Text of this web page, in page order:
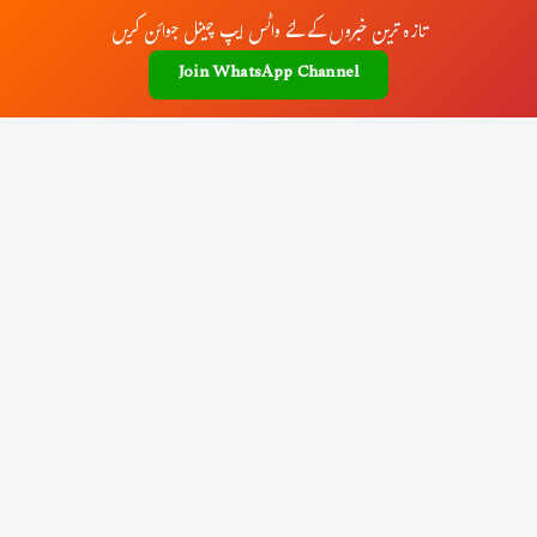
تازہ ترین خبروں کے لئے واٹس ایپ چینل جوائن کریں
Join WhatsApp Channel